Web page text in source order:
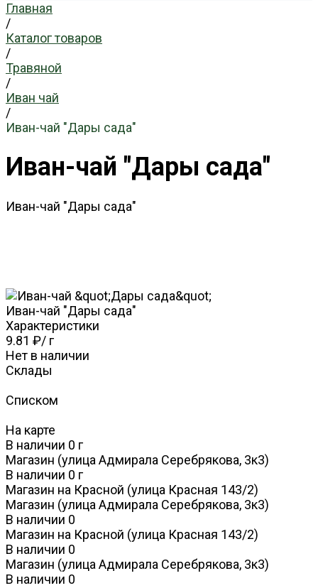
Главная
/
Каталог товаров
/
Травяной
/
Иван чай
/
Иван-чай "Дары сада"
Иван-чай "Дары сада"
Иван-чай "Дары сада"
Иван-чай "Дары сада"
Характеристики
9.81 ₽/ г
Нет в наличии
Склады
Списком
На карте
В наличии 0 г
Магазин (улица Адмирала Серебрякова, 3к3)
В наличии 0 г
Магазин на Красной (улица Красная 143/2)
Магазин (улица Адмирала Серебрякова, 3к3)
В наличии 0
Магазин на Красной (улица Красная 143/2)
В наличии 0
Магазин (улица Адмирала Серебрякова, 3к3)
В наличии 0